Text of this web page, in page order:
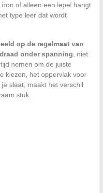
of alleen een lepel hangt
type leer dat wordt
op de regelmaat van
onder spanning , niet
nemen om de juiste
kiezen, het oppervlak voor
slaat, maakt het verschil
stuk.